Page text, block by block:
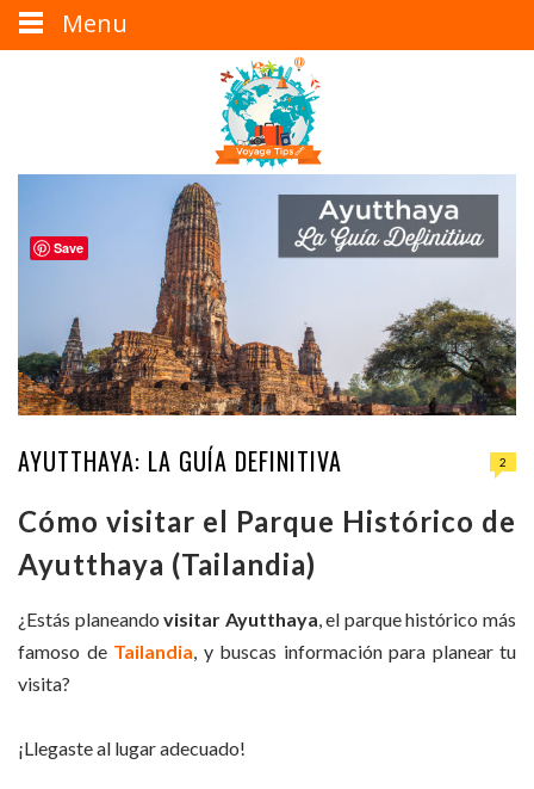
AYUTTHAYA: LA GUÍA DEFINITIVA 2
Cómo visitar el Parque Histórico de
Ayutthaya (Tailandia)
¿Estás planeandovisitar Ayutthaya , el parque histórico más
famoso de Tailandia , y buscas información para planear tu
visita?
¡Llegaste al lugar adecuado!
Menu
Save